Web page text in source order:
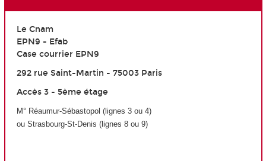
Le Cnam
EPN9 - Efab
Case courrier EPN9
292 rue Saint-Martin - 75003 Paris
Accès 3 - 5ème étage
M° Réaumur-Sébastopol (lignes 3 ou 4)
ou Strasbourg-St-Denis (lignes 8 ou 9)